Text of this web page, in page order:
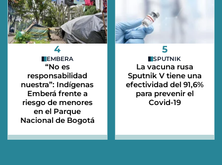
4
EMBERA
“No es
responsabilidad
nuestra”: Indígenas
Emberá frente a
riesgo de menores
en el Parque
Nacional de Bogotá
5
SPUTNIK
La vacuna rusa
Sputnik V tiene una
efectividad del 91,6%
para prevenir el
Covid-19